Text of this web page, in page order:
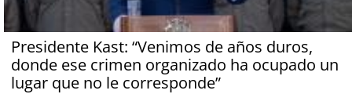
Presidente Kast: “Venimos de años duros,
donde ese crimen organizado ha ocupado un
lugar que no le corresponde”